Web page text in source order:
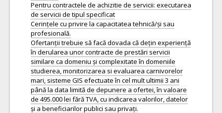
Pentru contractele de achizitie de servicii: executarea
de servicii de tipul specificat
Cerințele cu privire la capacitatea tehnică/și sau
profesională.
Ofertanții trebuie să facă dovada că dețin experiență
în derularea unor contracte de prestări servicii
similare ca domeniu și complexitate în domeniile
studierea, monitorizarea si evaluarea carnivorelor
mari, sisteme GIS efectuate în cel mult ultimii 3 ani
până la data limită de depunere a ofertei, în valoare
de 495.000 lei fără TVA, cu indicarea valorilor, datelor
și a beneficiarilor publici sau privați.